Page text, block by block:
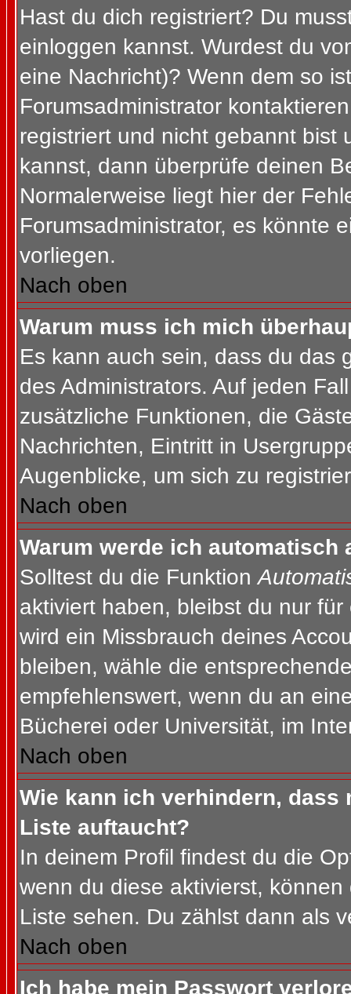
Hast du dich registriert? Du
einloggen kannst. Wurdest du
eine Nachricht)? Wenn dem so
Forumsadministrator
registriert und nicht gebannt bist
kannst, dann überprüfe deinen
Normalerweise liegt hier der
Forumsadministrator, es könnte
vorliegen.
Nach oben
Warum muss ich mich
Es kann auch sein, dass du das
des Administrators. Auf jeden
zusätzliche Funktionen, die
Nachrichten, Eintritt in
Augenblicke, um sich zu
Nach oben
Warum werde ich automatisch
Solltest du die Funktion
aktiviert haben, bleibst du nur
wird ein Missbrauch deines
bleiben, wähle die
empfehlenswert, wenn du an
Bücherei oder Universität, im
Nach oben
Wie kann ich verhindern, dass
Liste auftaucht?
In deinem Profil findest du die
wenn du diese aktivierst,
Liste sehen. Du zählst dann als
Nach oben
Ich habe mein Passwort